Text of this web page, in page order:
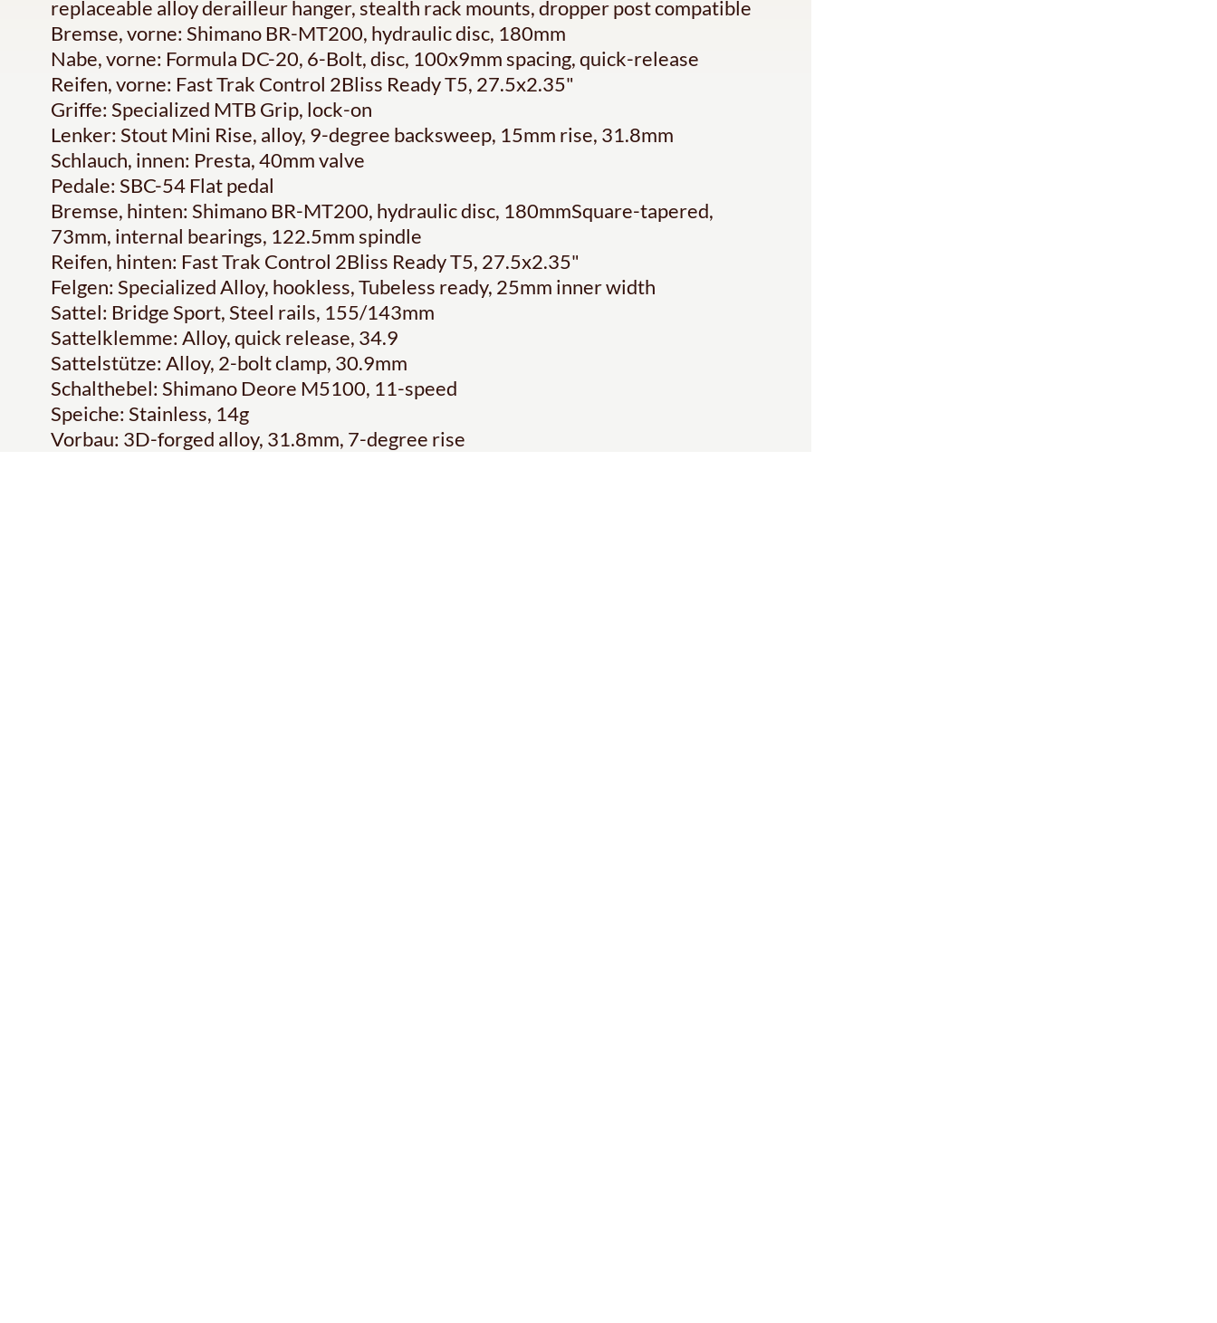
replaceable alloy derailleur hanger, stealth rack mounts, dropper post compatible
Bremse, vorne: Shimano BR-MT200, hydraulic disc, 180mm
Nabe, vorne: Formula DC-20, 6-Bolt, disc, 100x9mm spacing, quick-release
Reifen, vorne: Fast Trak Control 2Bliss Ready T5, 27.5x2.35"
Griffe: Specialized MTB Grip, lock-on
Lenker: Stout Mini Rise, alloy, 9-degree backsweep, 15mm rise, 31.8mm
Schlauch, innen: Presta, 40mm valve
Pedale: SBC-54 Flat pedal
Bremse, hinten: Shimano BR-MT200, hydraulic disc, 180mmSquare-tapered,
73mm, internal bearings, 122.5mm spindle
Reifen, hinten: Fast Trak Control 2Bliss Ready T5, 27.5x2.35"
Felgen: Specialized Alloy, hookless, Tubeless ready, 25mm inner width
Sattel: Bridge Sport, Steel rails, 155/143mm
Sattelklemme: Alloy, quick release, 34.9
Sattelstütze: Alloy, 2-bolt clamp, 30.9mm
Schalthebel: Shimano Deore M5100, 11-speed
Speiche: Stainless, 14g
Vorbau: 3D-forged alloy, 31.8mm, 7-degree rise